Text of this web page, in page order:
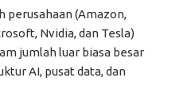
perusahaan (Amazon,
Nvidia, dan Tesla)
jumlah luar biasa besar
AI, pusat data, dan